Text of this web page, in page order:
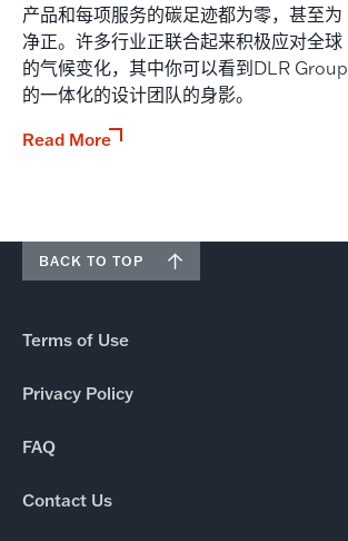
产品和每项服务的碳足迹都为零，甚至为
净正。许多行业正联合起来积极应对全球
的气候变化，其中你可以看到DLR Group
的一体化的设计团队的身影。
Read More
BACK TO TOP
Terms of Use
Privacy Policy
FAQ
Contact Us